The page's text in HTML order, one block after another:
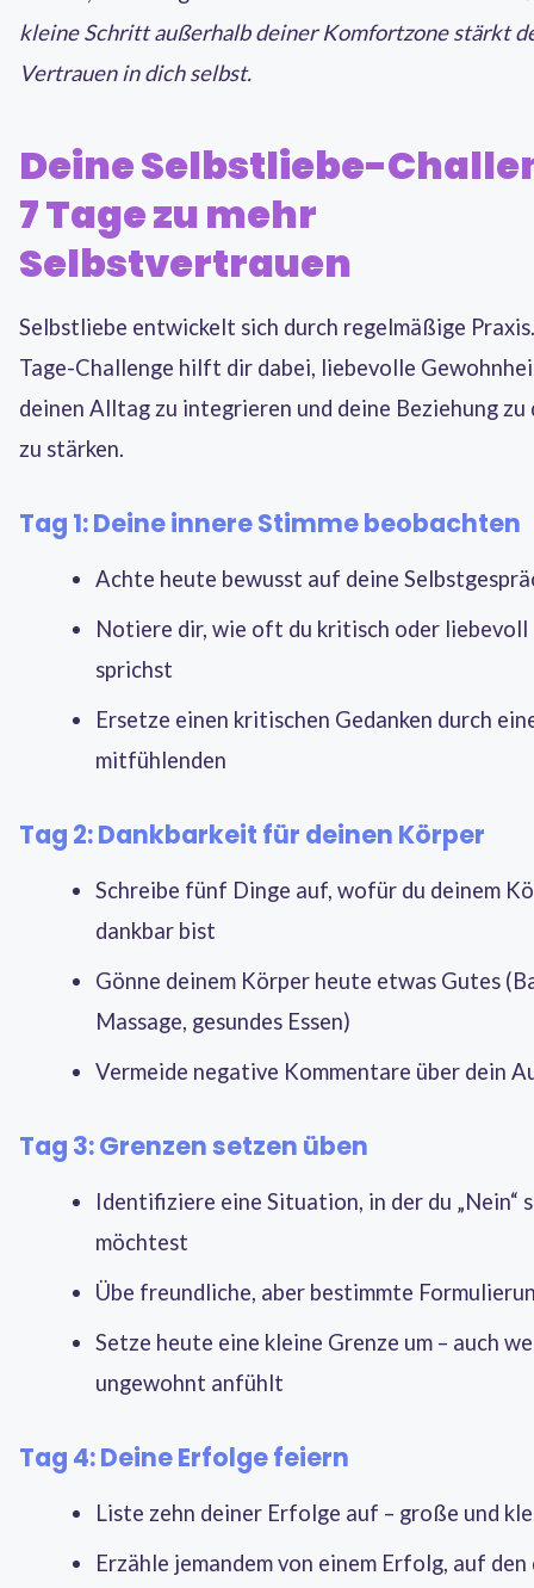
kleine Schritt außerhalb deiner Komfortzone stärkt
Vertrauen in dich selbst.
Deine Selbstliebe-
7 Tage zu mehr
Selbstvertrauen
Selbstliebe entwickelt sich durch regelmäßige
Tage-Challenge hilft dir dabei, liebevolle
deinen Alltag zu integrieren und deine Beziehung zu
zu stärken.
Tag 1: Deine innere Stimme beobachten
Achte heute bewusst auf deine
Notiere dir, wie oft du kritisch oder liebevoll
sprichst
Ersetze einen kritischen Gedanken durch
mitfühlenden
Tag 2: Dankbarkeit für deinen Körper
Schreibe fünf Dinge auf, wofür du deinem
dankbar bist
Gönne deinem Körper heute etwas Gutes
Massage, gesundes Essen)
Vermeide negative Kommentare über dein
Tag 3: Grenzen setzen üben
Identifiziere eine Situation, in der du „Nein“
möchtest
Übe freundliche, aber bestimmte
Setze heute eine kleine Grenze um – auch
ungewohnt anfühlt
Tag 4: Deine Erfolge feiern
Liste zehn deiner Erfolge auf – große und
Erzähle jemandem von einem Erfolg, auf